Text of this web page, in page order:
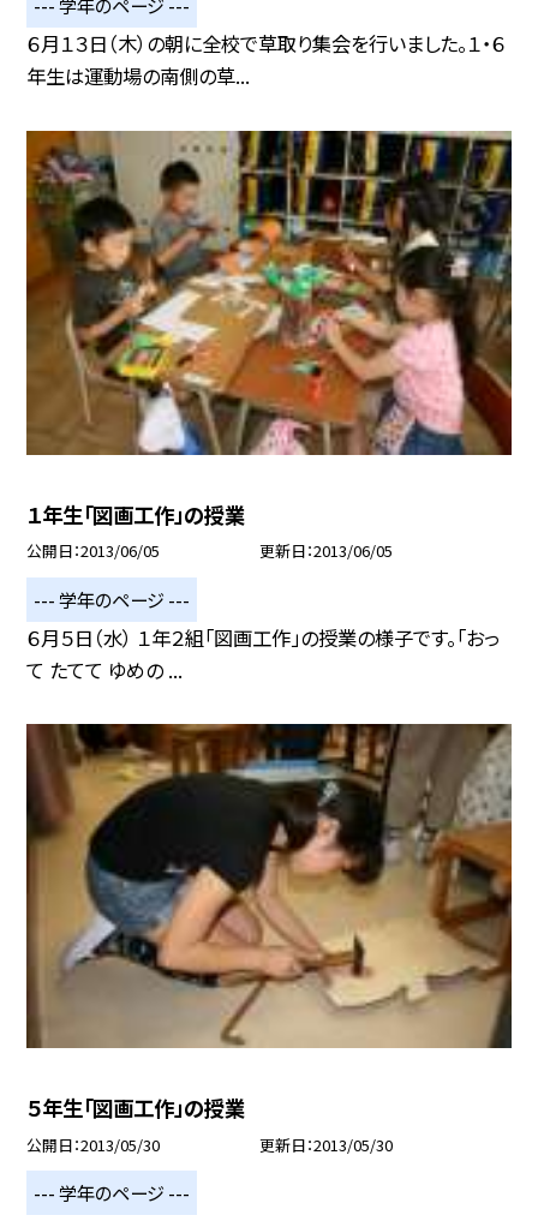
--- 学年のページ ---
６月１３日（木）の朝に全校で草取り集会を行いました。１・６
年生は運動場の南側の草...
１年生「図画工作」の授業
公開日 2013/06/05 更新日 2013/06/05
--- 学年のページ ---
６月５日（水） １年２組「図画工作」の授業の様子です。「おっ
て たてて ゆめの ...
５年生「図画工作」の授業
公開日 2013/05/30 更新日 2013/05/30
--- 学年のページ ---